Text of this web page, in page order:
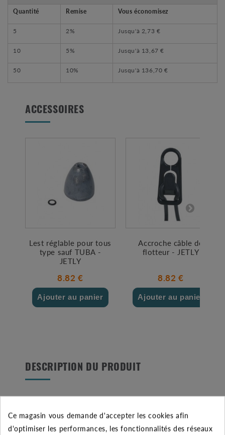
Quantité Remise Vous économisez
5 2% Jusqu'à 2,73 €
10 5% Jusqu'à 13,67 €
50 10% Jusqu'à 136,70 €
ACCESSOIRES
Lest réglable pour tous
type sauf TUBA -
JETLY
8.82 €
Ajouter au panier
Accroche câble de
flotteur - JETLY
8.82 €
Ajouter au panier
DESCRIPTION DU PRODUIT
mètres de câble néoprène pour votre installation de
pompage. Cet interrupteur de niveau convient
Ce magasin vous demande d'accepter les cookies afin
d'optimiser les performances, les fonctionnalités des réseaux